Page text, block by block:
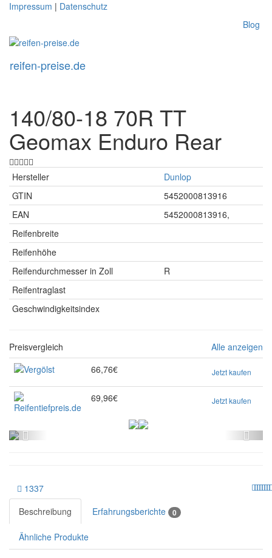
Skip
content
Impressum | Datenschutz
Blog
reifen-preise.de
140/80-18 70R TT
Geomax Enduro Rear
Hersteller
Dunlop
GTIN
5452000813916
EAN
5452000813916,
Reifenbreite
Reifenhöhe
Reifendurchmesser in Zoll
R
Reifentraglast
Geschwindigkeitsindex
Alle anzeigen
Preisvergleich
66,76€
Jetzt kaufen
69,96€ Jetzt kaufen
1337
Beschreibung
Erfahrungsberichte 0
Ähnliche Produkte